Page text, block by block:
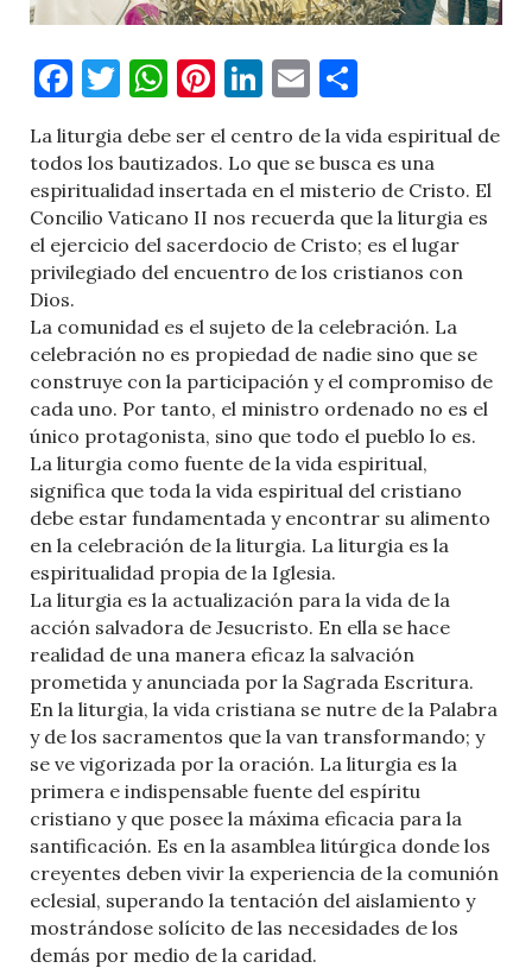
Facebook
Twitter
WhatsApp
Pinterest
LinkedIn
Email
La liturgia debe ser el centro de la vida espiritual de
todos los bautizados. Lo que se busca es una
espiritualidad insertada en el misterio de Cristo. El
Concilio Vaticano II nos recuerda que la liturgia es
el ejercicio del sacerdocio de Cristo; es el lugar
privilegiado del encuentro de los cristianos con
Dios.
La comunidad es el sujeto de la celebración. La
celebración no es propiedad de nadie sino que se
construye con la participación y el compromiso de
cada uno. Por tanto, el ministro ordenado no es el
único protagonista, sino que todo el pueblo lo es.
La liturgia como fuente de la vida espiritual,
significa que toda la vida espiritual del cristiano
debe estar fundamentada y encontrar su alimento
en la celebración de la liturgia. La liturgia es la
espiritualidad propia de la Iglesia.
La liturgia es la actualización para la vida de la
acción salvadora de Jesucristo. En ella se hace
realidad de una manera eficaz la salvación
prometida y anunciada por la Sagrada Escritura.
En la liturgia, la vida cristiana se nutre de la Palabra
y de los sacramentos que la van transformando; y
se ve vigorizada por la oración. La liturgia es la
primera e indispensable fuente del espíritu
cristiano y que posee la máxima eficacia para la
santificación. Es en la asamblea litúrgica donde los
creyentes deben vivir la experiencia de la comunión
eclesial, superando la tentación del aislamiento y
mostrándose solícito de las necesidades de los
demás por medio de la caridad.